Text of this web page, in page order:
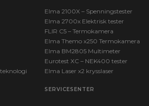
Elma 2100X – Spenningstester
Elma 2700x Elektrisk tester
FLIR C5 – Termokamera
Elma Themo x250 Termokamera
Elma BM2805 Multimeter
Eurotest XC – NEK400 tester
Elma Laser x2 krysslaser
SERVICESENTER